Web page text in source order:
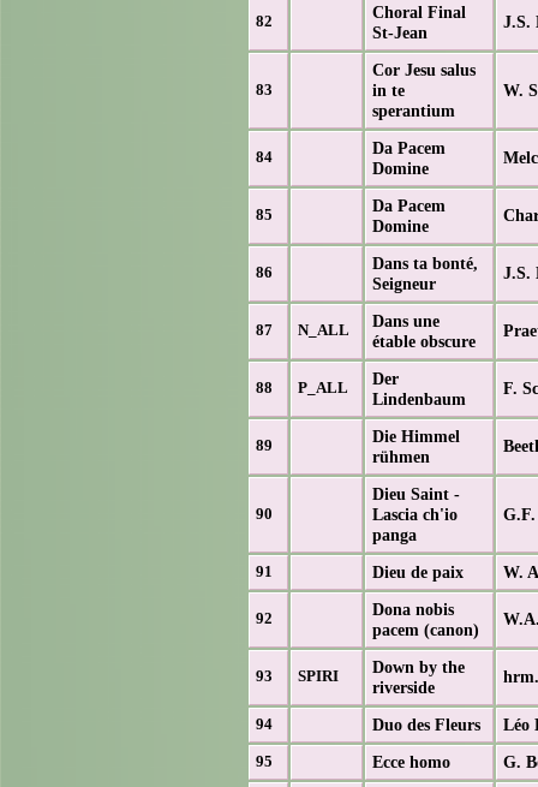
82
Choral Final
St-Jean
J.S.
83
Cor Jesu salus
in te
sperantium
W.
84
Da Pacem
Domine
85
Da Pacem
Domine
86
Dans ta bonté,
Seigneur
J.S.
87 N_ALL
Dans une
étable obscure
88 P_ALL
Der
Lindenbaum
F.
89
Die Himmel
rühmen
90
Dieu Saint -
Lascia ch'io
panga
91 Dieu de paix W.
92
Dona nobis
pacem (canon)
93 SPIRI
Down by the
riverside
94 Duo des Fleurs Léo
95 Ecce homo G.